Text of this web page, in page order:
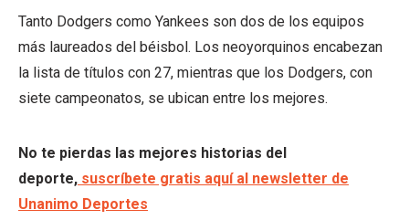
Tanto Dodgers como Yankees son dos de los equipos
más laureados del béisbol. Los neoyorquinos encabezan
la lista de títulos con 27, mientras que los Dodgers, con
siete campeonatos, se ubican entre los mejores.
No te pierdas las mejores historias del
deporte, suscríbete gratis aquí al newsletter de
Unanimo Deportes